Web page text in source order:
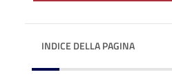
INDICE DELLA PAGINA